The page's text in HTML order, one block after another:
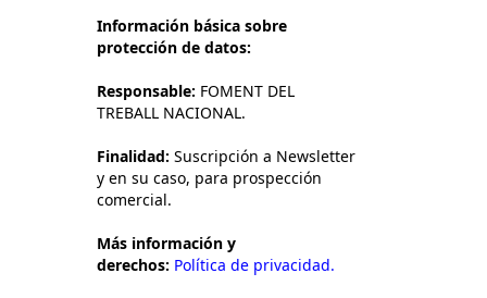
Información básica sobre
protección de datos:
Responsable: FOMENT DEL
TREBALL NACIONAL.
Finalidad: Suscripción a Newsletter
y en su caso, para prospección
comercial.
Más información y
derechos: Política de privacidad.